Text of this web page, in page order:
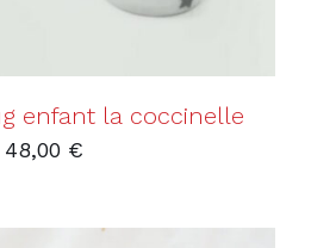
enfant la coccinelle
48,00 €